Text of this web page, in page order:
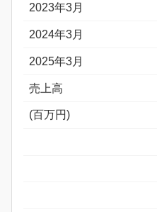
2023年3月
2024年3月
2025年3月
売上高
(百万円)